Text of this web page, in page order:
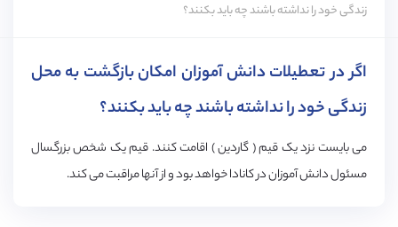
زندگی خود را نداشته باشند چه باید بکنند؟
اگر در تعطیلات دانش آموزان امکان بازگشت به محل
زندگی خود را نداشته باشند چه باید بکنند؟
می بایست نزد یک قیم ( گاردین ) اقامت کنند. قیم یک شخص بزرگسال
مسئول دانش آموزان در کانادا خواهد بود و از آنها مراقبت می کند.